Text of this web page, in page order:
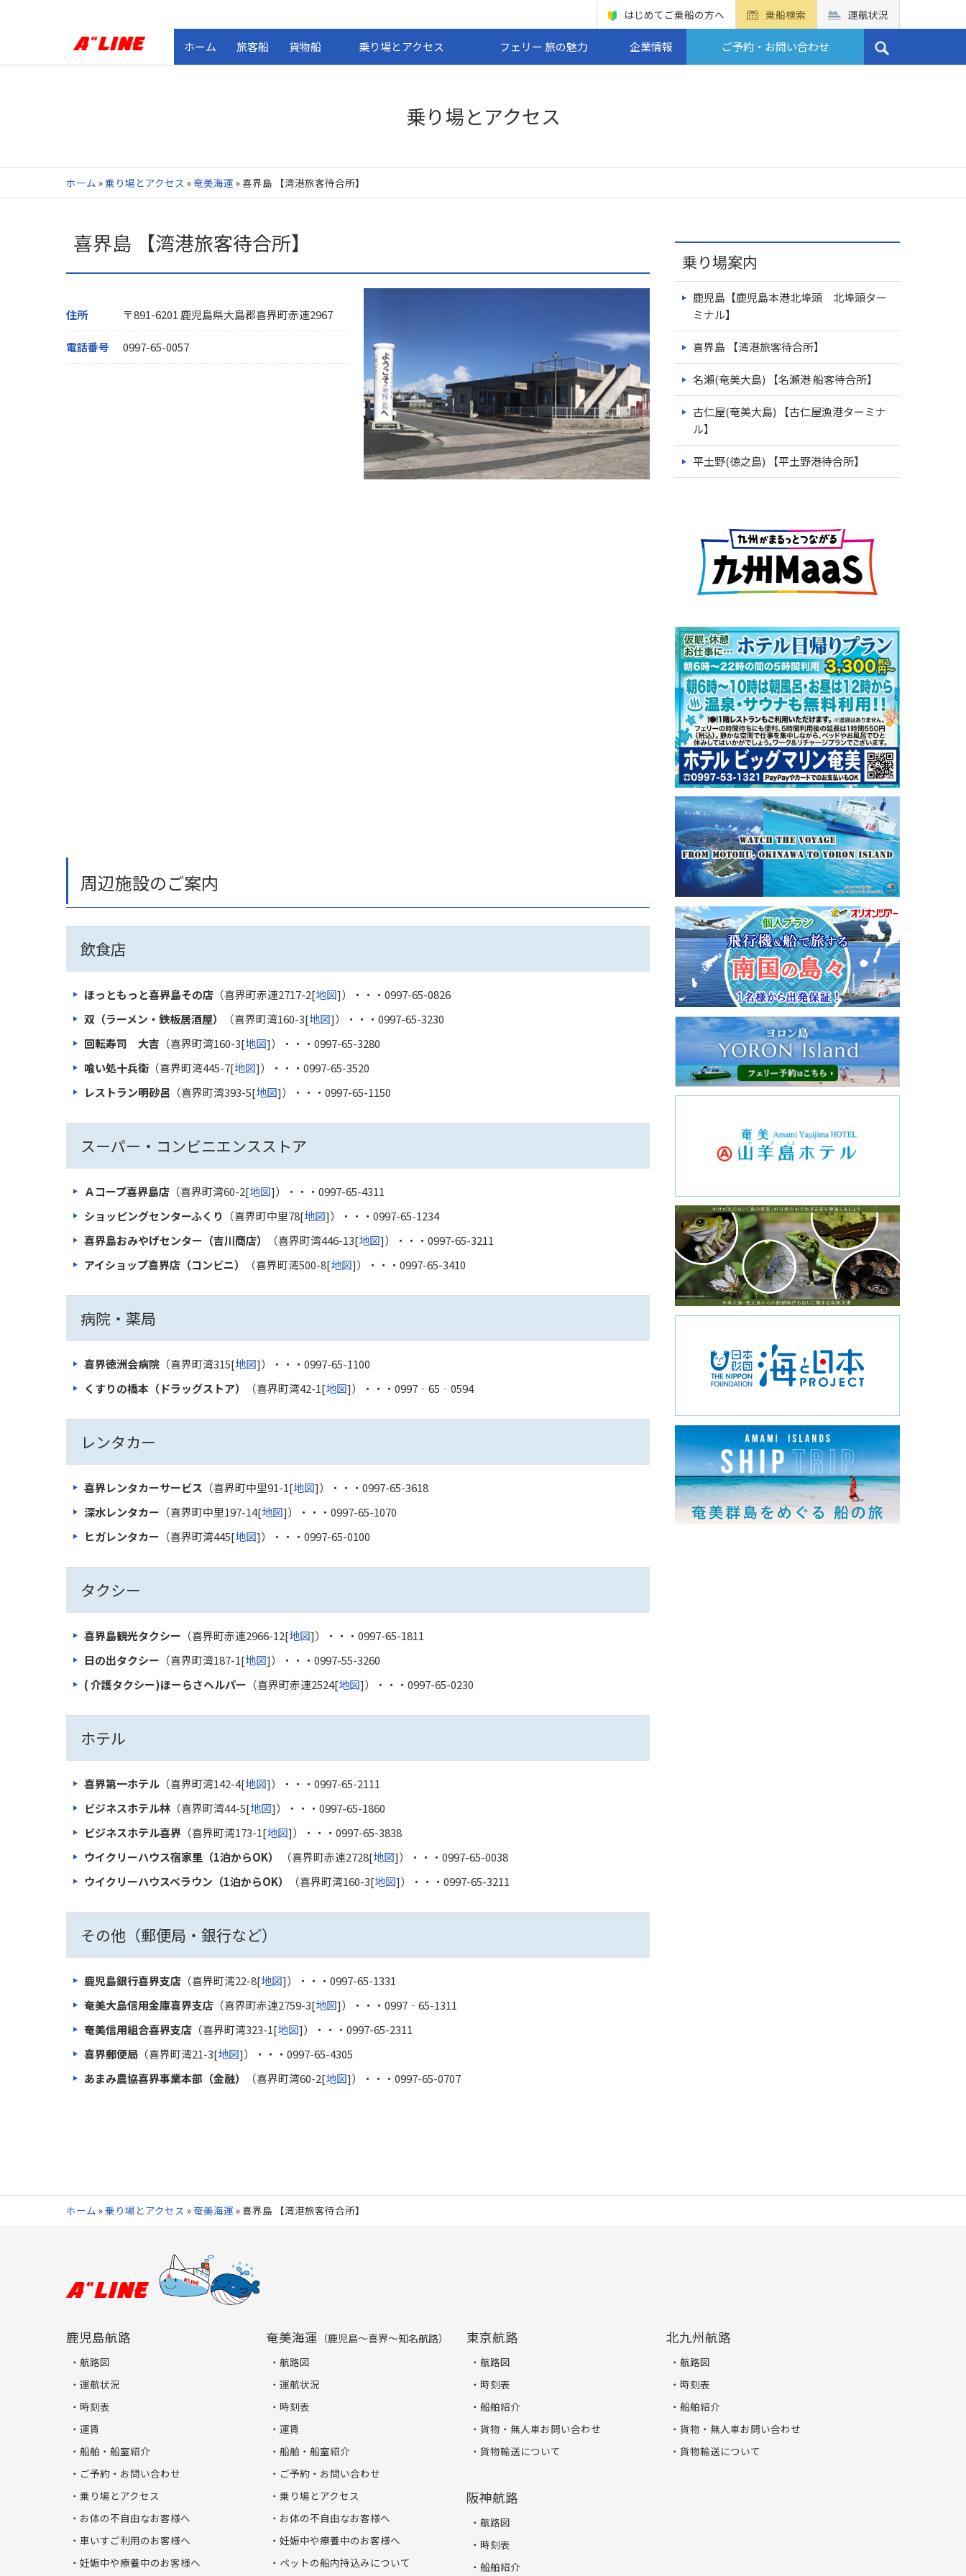
はじめてご乗船の方へ 乗船検索 運航状況
ホーム 旅客船 貨物船 乗り場とアクセス フェリー 旅の魅力 企業情報 ご予約・お問い合わせ
乗り場とアクセス
ホーム »乗り場とアクセス » 奄美海運 »喜界島 【湾港旅客待合所】
喜界島 【湾港旅客待合所】
住所 〒891-6201 鹿児島県大島郡喜界町赤連2967
電話番号 0997-65-0057
周辺施設のご案内
飲食店
ほっともっと喜界島その店 （喜界町赤連2717-2[地図]）・・・ 0997-65-0826
双（ラーメン・鉄板居酒屋）
（喜界町湾160-3[地図]）・・・ 0997-65-3230
回転寿司 大吉 （喜界町湾160-3[地図]）・・・ 0997-65-3280
喰い処十兵衛 （喜界町湾445-7[地図]）・・・ 0997-65-3520
レストラン明砂呂 （喜界町湾393-5[地図]）・・・ 0997-65-1150
スーパー・コンビニエンスストア
Ａコープ喜界島店 （喜界町湾60-2[地図]）・・・ 0997-65-4311
ショッピングセンターふくり
（喜界町中里78[地図]）・・・ 0997-65-1234
喜界島おみやげセンター（吉川商店）
（喜界町湾446-13[地図]）・・・ 0997-65-3211
アイショップ喜界店（コンビニ）
（喜界町湾500-8[地図]）・・・ 0997-65-3410
病院・薬局
喜界徳洲会病院 （喜界町湾315[地図]）・・・ 0997-65-1100
くすりの橋本（ドラッグストア）
（喜界町湾42-1[地図]）・・・ 0997‐65‐0594
レンタカー
喜界レンタカーサービス （喜界町中里91-1[地図]）・・・ 0997-65-3618
深水レンタカー （喜界町中里197-14[地図]）・・・ 0997-65-1070
ヒガレンタカー （喜界町湾445[地図]）・・・ 0997-65-0100
タクシー
喜界島観光タクシー （喜界町赤連2966-12[地図]）・・・ 0997-65-1811
日の出タクシー （喜界町湾187-1[地図]）・・・ 0997-55-3260
( 介護タクシー)ほーらさヘルパー （喜界町赤連2524[地図]）・・・ 0997-65-0230
ホテル
喜界第一ホテル （喜界町湾142-4[地図]）・・・ 0997-65-2111
ビジネスホテル林 （喜界町湾44-5[地図]）・・・ 0997-65-1860
ビジネスホテル喜界 （喜界町湾173-1[地図]）・・・ 0997-65-3838
ウイクリーハウス宿家里（1泊からOK）
（喜界町赤連2728[地図]）・・・ 0997-65-0038
ウイクリーハウスベラウン（1泊からOK）
（喜界町湾160-3[地図]）・・・ 0997-65-3211
その他（郵便局・銀行など）
鹿児島銀行喜界支店 （喜界町湾22-8[地図]）・・・ 0997-65-1331
奄美大島信用金庫喜界支店 （喜界町赤連2759-3[地図]）・・・ 0997‐65-1311
奄美信用組合喜界支店 （喜界町湾323-1[地図]）・・・ 0997-65-2311
喜界郵便局 （喜界町湾21-3[地図]）・・・ 0997-65-4305
あまみ農協喜界事業本部（金融）
（喜界町湾60-2[地図]）・・・ 0997-65-0707
乗り場案内
鹿児島【鹿児島本港北埠頭 北埠頭ター
ミナル】
喜界島 【湾港旅客待合所】
名瀬(奄美大島) 【名瀬港 船客待合所】
古仁屋(奄美大島) 【古仁屋漁港ターミナ
ル】
平土野(徳之島) 【平土野港待合所】
ホーム »乗り場とアクセス » 奄美海運 »喜界島 【湾港旅客待合所】
鹿児島航路
航路図
運航状況
時刻表
運賃
船舶・船室紹介
ご予約・お問い合わせ
乗り場とアクセス
お体の不自由なお客様へ
車いすご利用のお客様へ
妊娠中や療養中のお客様へ
奄美海運 （鹿児島～喜界～知名航路）
航路図
運航状況
時刻表
運賃
船舶・船室紹介
ご予約・お問い合わせ
乗り場とアクセス
お体の不自由なお客様へ
妊娠中や療養中のお客様へ
ペットの船内持込みについて
東京航路
航路図
時刻表
船舶紹介
貨物・無人車お問い合わせ
貨物輸送について
阪神航路
航路図
時刻表
船舶紹介
北九州航路
航路図
時刻表
船舶紹介
貨物・無人車お問い合わせ
貨物輸送について